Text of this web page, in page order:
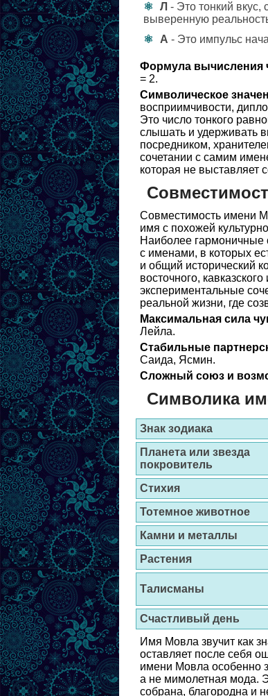
Л - Это тонкий вкус,
выверенную
А - Это импульс
Формула вычисления
= 2.
Символическое
восприимчивости,
Это число тонкого
слышать и удерживать
посредником,
сочетании с самим
которая не выставляет
Совместимость имени
имя с похожей
Наиболее гармоничные
с именами, в которых
и общий исторический
восточного,
экспериментальные
реальной жизни, где
Максимальная сила
Лейла.
Стабильные
Саида, Ясмин.
Сложный союз и
Символика
Знак зодиака
Планета или звезда
покровитель
Стихия
Тотемное животное
Камни и металлы
Растения
Талисманы
Счастливый день
Имя Мовла звучит как
оставляет после себя
имени Мовла особенно
а не мимолетная мода.
собрана, благородна и